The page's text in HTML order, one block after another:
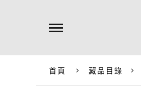
首頁 藏品目錄